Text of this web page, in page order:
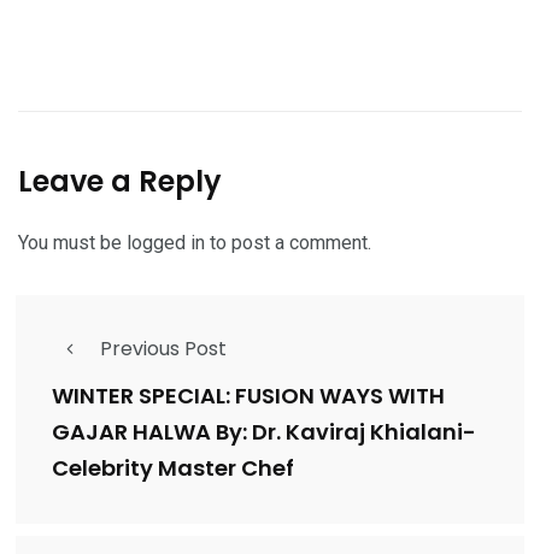
Leave a Reply
You must be logged in to post a comment.
Previous Post
WINTER SPECIAL: FUSION WAYS WITH
GAJAR HALWA By: Dr. Kaviraj Khialani-
Celebrity Master Chef